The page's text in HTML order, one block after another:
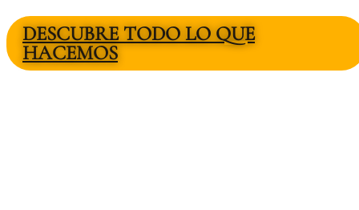
DESCUBRE TODO LO QUE
HACEMOS